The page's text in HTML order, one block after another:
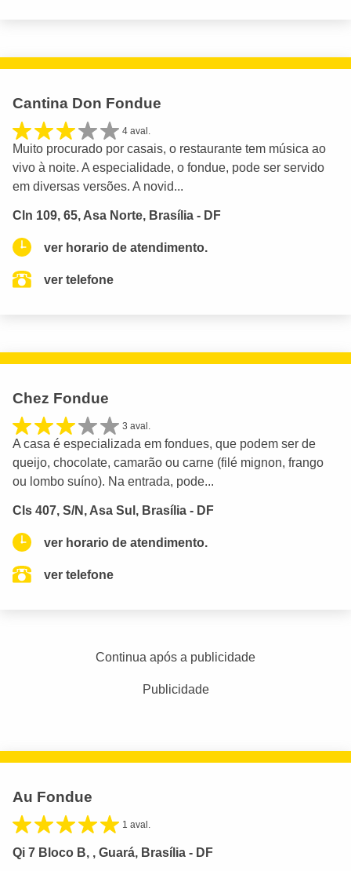
Cantina Don Fondue
4 aval.
Muito procurado por casais, o restaurante tem música ao
vivo à noite. A especialidade, o fondue, pode ser servido
em diversas versões. A novid...
Cln 109, 65, Asa Norte, Brasília - DF
ver horario de atendimento.
ver telefone
Chez Fondue
3 aval.
A casa é especializada em fondues, que podem ser de
queijo, chocolate, camarão ou carne (filé mignon, frango
ou lombo suíno). Na entrada, pode...
Cls 407, S/N, Asa Sul, Brasília - DF
ver horario de atendimento.
ver telefone
Continua após a publicidade
Publicidade
Au Fondue
1 aval.
Qi 7 Bloco B, , Guará, Brasília - DF